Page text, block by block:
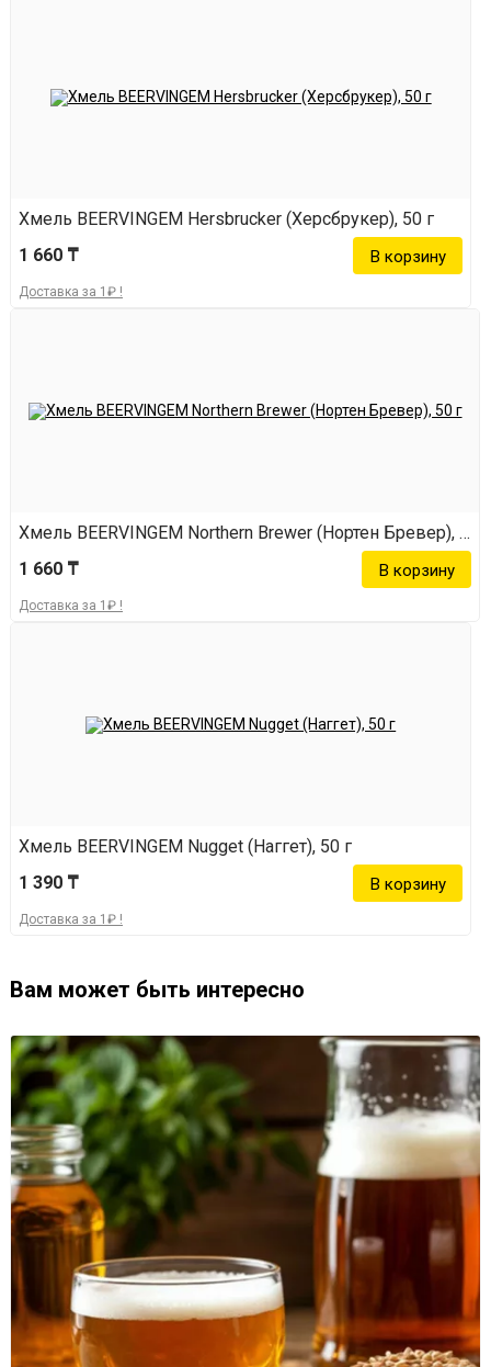
Хмель BEERVINGEM Hersbrucker (Херсбрукер), 50 г
1 660 ₸
Доставка за 1₽ !
Хмель BEERVINGEM Northern Brewer (Нортен Бревер), 50 г
1 660 ₸
Доставка за 1₽ !
Хмель BEERVINGEM Nugget (Наггет), 50 г
1 390 ₸
Доставка за 1₽ !
Вам может быть интересно